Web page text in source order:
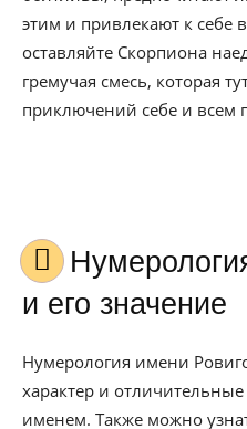
этим и привлекают к
оставляйте Скорпиона
гремучая смесь, которая
приключений себе и всем
Нумерология имени Ровиго
и его значение
Нумерология имени
характер и отличительные
именем. Также можно